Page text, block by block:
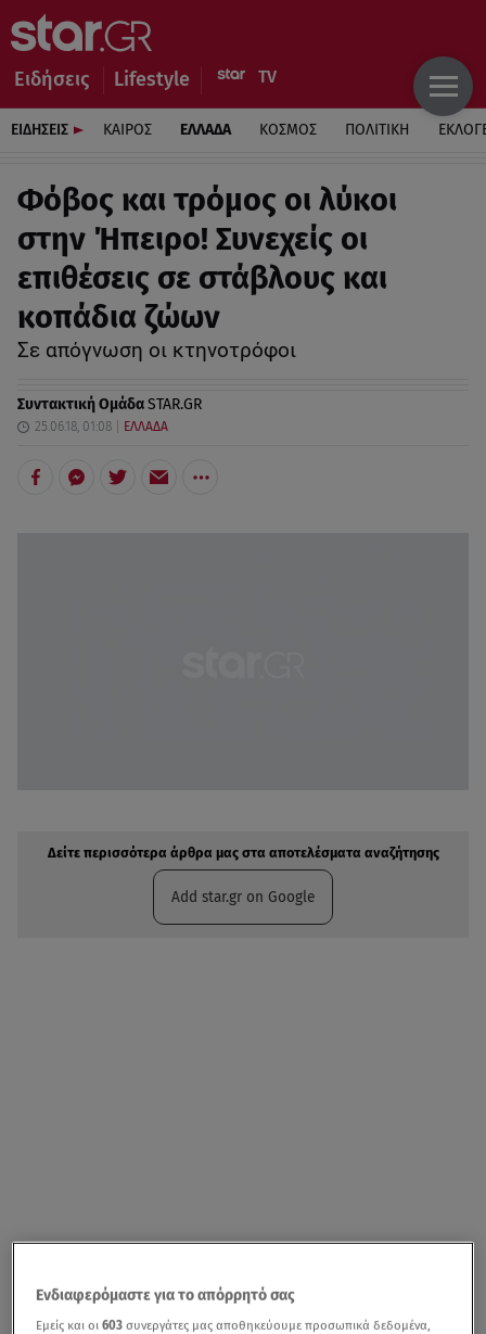
Ειδήσεις Lifestyle
ΕΙΔΗΣΕΙΣ ΚΑΙΡΟΣ ΕΛΛΑΔΑ ΚΟΣΜΟΣ ΠΟΛΙΤΙΚΗ
Φόβος και τρόμος οι λύκοι
στην Ήπειρο! Συνεχείς οι
επιθέσεις σε στάβλους και
κοπάδια ζώων
Σε απόγνωση οι κτηνοτρόφοι
Συντακτική ΟμάδαSTAR.GR
25.06.18, 01:08 ΕΛΛΑΔΑ
Δείτε περισσότερα άρθρα μας στα αποτελέσματα αναζήτησης
Add star.gr on Google
Ενδιαφερόμαστε για το απόρρητό σας
Εμείς και οι603 συνεργάτες μας αποθηκεύουμε προσωπικά δεδομένα,